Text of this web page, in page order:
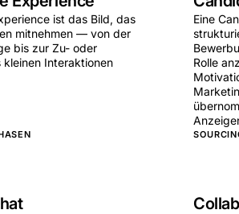
ist das Bild, das
mitnehmen — von der
bis zur Zu- oder
kleinen Interaktionen
Eine
Rolle